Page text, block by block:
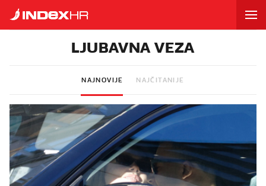
LJUBAVNA VEZA
NAJNOVIJE NAJČITANIJE